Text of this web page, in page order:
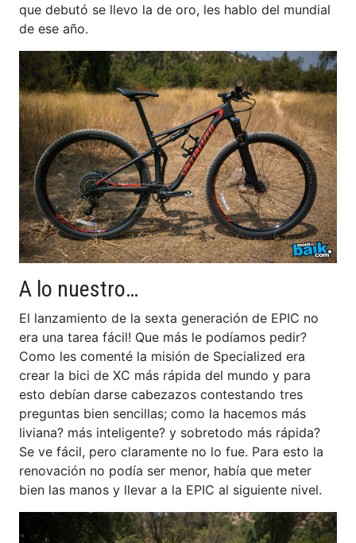
que debutó se llevo la de oro, les hablo del mundial
de ese año.
A lo nuestro…
El lanzamiento de la sexta generación de EPIC no
era una tarea fácil! Que más le podíamos pedir?
Como les comenté la misión de Specialized era
crear la bici de XC más rápida del mundo y para
esto debían darse cabezazos contestando tres
preguntas bien sencillas; como la hacemos más
liviana? más inteligente? y sobretodo más rápida?
Se ve fácil, pero claramente no lo fue. Para esto la
renovación no podía ser menor, había que meter
bien las manos y llevar a la EPIC al siguiente nivel.